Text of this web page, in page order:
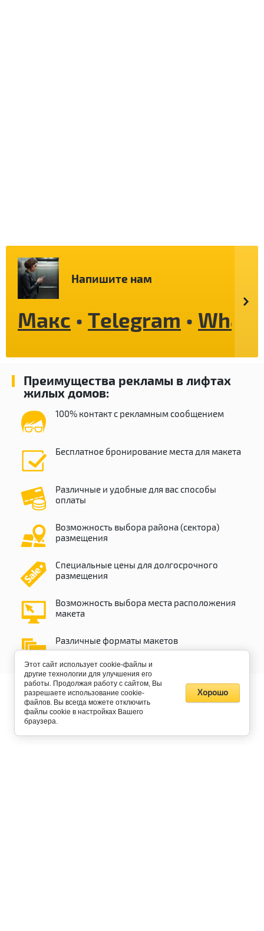
Напишите нам
Макс • Telegram •
Преимущества рекламы в лифтах
жилых домов:
100% контакт с рекламным сообщением
Бесплатное бронирование места для макета
Различные и удобные для вас способы
оплаты
Возможность выбора района (сектора)
размещения
Специальные цены для долгосрочного
размещения
Возможность выбора места расположения
макета
Различные форматы макетов
Этот сайт использует cookie-файлы и
другие технологии для улучшения его
работы. Продолжая работу с сайтом, Вы
разрешаете использование cookie-
файлов. Вы всегда можете отключить
файлы cookie в настройках Вашего
браузера.
Хорошо